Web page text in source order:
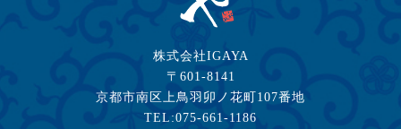
株式会社IGAYA
〒601-8141
京都市南区上鳥羽卯ノ花町107番地
TEL:075-661-1186